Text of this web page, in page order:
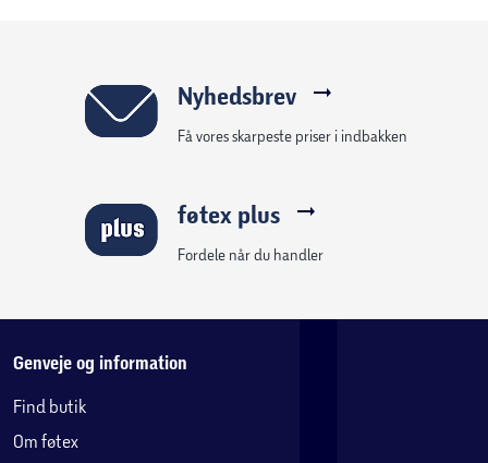
Nyhedsbrev
Få vores skarpeste priser i indbakken
føtex plus
Fordele når du handler
Genveje og information
Find butik
Om føtex